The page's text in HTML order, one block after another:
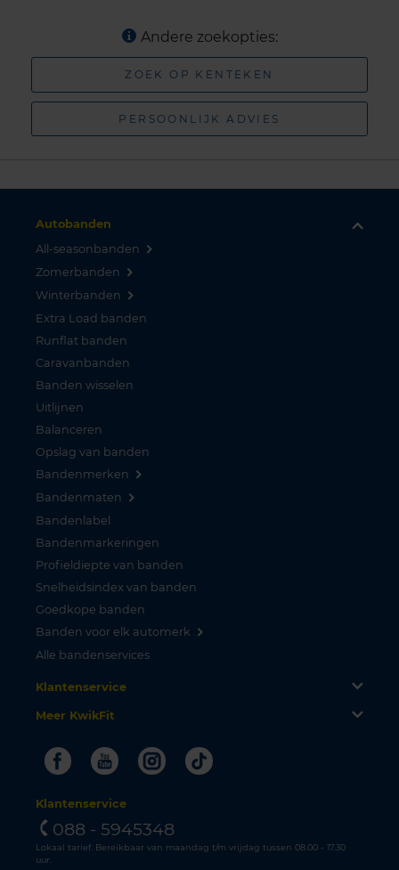
Andere zoekopties:
ZOEK OP KENTEKEN
PERSOONLIJK ADVIES
Autobanden
All-seasonbanden
Zomerbanden
Winterbanden
Extra Load banden
Runflat banden
Caravanbanden
Banden wisselen
Uitlijnen
Balanceren
Opslag van banden
Bandenmerken
Bandenmaten
Bandenlabel
Bandenmarkeringen
Profieldiepte van banden
Snelheidsindex van banden
Goedkope banden
Banden voor elk automerk
Alle bandenservices
Klantenservice
Meer KwikFit
FacebookYoutubeInstagram
Tiktok
Klantenservice
088 - 5945348
Lokaal tarief. Bereikbaar van maandag t/m vrijdag tussen 08.00 - 17.30
uur.